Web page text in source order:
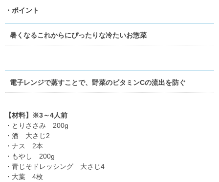
・ポイント
暑くなるこれからにぴったりな冷たいお惣菜
電子レンジで蒸すことで、野菜のビタミンCの流出を防ぐ
【材料】※3～4人前
・とりささみ 200g
・酒 大さじ2
・ナス 2本
・もやし 200g
・青じそドレッシング 大さじ4
・大葉 4枚